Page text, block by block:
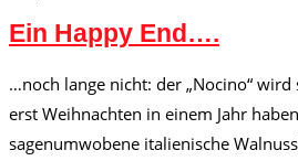
Ein Happy End….
…noch lange nicht: der „Nocino“
erst Weihnachten in einem Jahr
sagenumwobene italienische